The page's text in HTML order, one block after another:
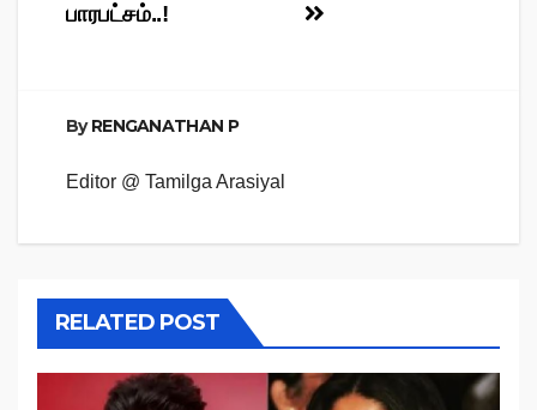
பாரபட்சம்..!
ByRENGANATHAN P
Editor @ Tamilga Arasiyal
RELATED POST